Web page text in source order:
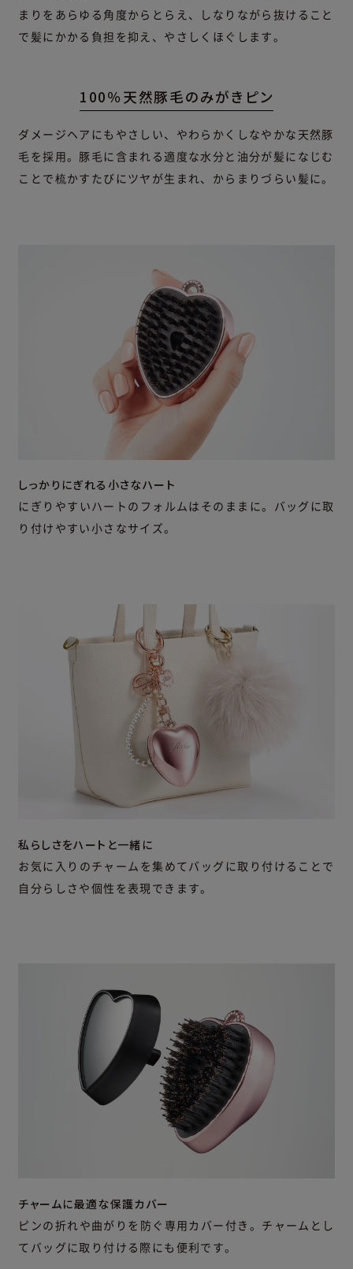
まりをあらゆる角度からとらえ、しなりながら抜けること
で髪にかかる負担を抑え、やさしくほぐします。
100％天然豚毛のみがきピン
ダメージヘアにもやさしい、やわらかくしなやかな天然豚
毛を採用。豚毛に含まれる適度な水分と油分が髪になじむ
ことで梳かすたびにツヤが生まれ、からまりづらい髪に。
しっかりにぎれる小さなハート
にぎりやすいハートのフォルムはそのままに。バッグに取
り付けやすい小さなサイズ。
私らしさをハートと一緒に
お気に入りのチャームを集めてバッグに取り付けることで
自分らしさや個性を表現できます。
チャームに最適な保護カバー
ピンの折れや曲がりを防ぐ専用カバー付き。チャームとし
てバッグに取り付ける際にも便利です。